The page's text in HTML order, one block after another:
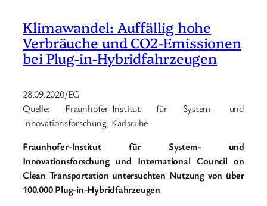
Klimawandel: Auffällig hohe
Verbräuche und CO2-Emissionen
bei Plug-in-Hybridfahrzeugen
28.09.2020/EG
Quelle: Fraunhofer-Institut für System- und
Innovationsforschung, Karlsruhe
Fraunhofer-Institut für System- und
Innovationsforschung und International Council on
Clean Transportation untersuchten Nutzung von über
100.000 Plug-in-Hybridfahrzeugen